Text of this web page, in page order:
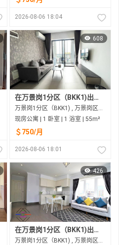
2026-08-06 18:04
608
在万景岗1分区（BKK1)出租的现房公寓
万景岗1分区（BKK1) , 万景岗区（BKK) , 金边市
现房公寓 | 1 卧室 | 1 浴室 | 55m²
＄750/月
2026-08-06 18:01
426
在万景岗1分区（BKK1)出租的现房公寓
万景岗1分区（BKK1) , 万景岗区（BKK) , 金边市